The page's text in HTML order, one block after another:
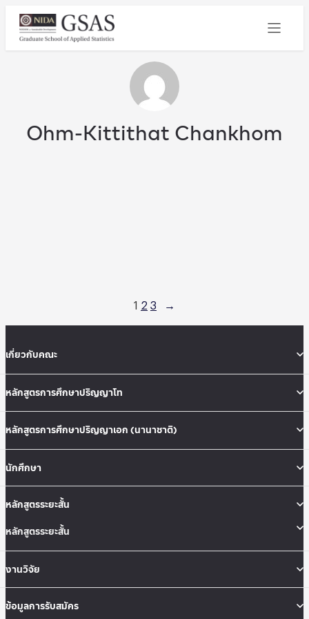
Ohm-Kittithat Chankhom
1 2 3
เกี่ยวกับคณะ
หลักสูตรการศึกษาปริญญาโท
หลักสูตรการศึกษาปริญญาเอก (นานาชาติ)
นักศึกษา
หลักสูตรระยะสั้น
หลักสูตรระยะสั้น
งานวิจัย
ข้อมูลการรับสมัคร